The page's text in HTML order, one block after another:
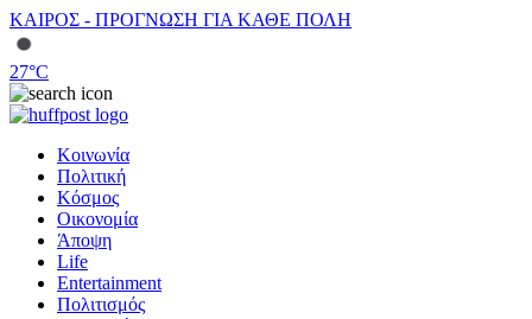
ΚΑΙΡΟΣ - ΠΡΟΓΝΩΣΗ ΓΙΑ ΚΑΘΕ ΠΟΛΗ
27°C
Κοινωνία
Πολιτική
Κόσμος
Οικονομία
Άποψη
Life
Entertainment
Πολιτισμός